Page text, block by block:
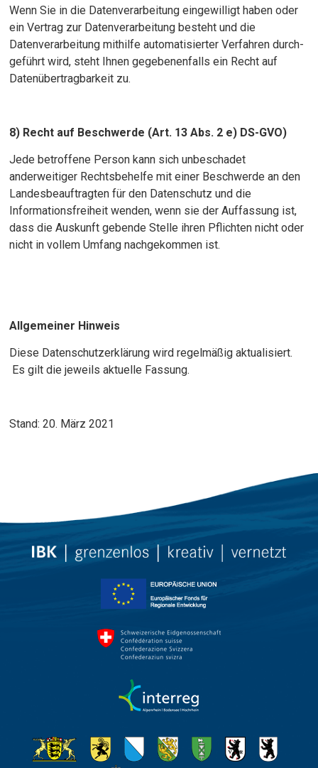
Wenn Sie in die Datenverarbeitung eingewilligt haben oder
ein Vertrag zur Datenverarbeitung besteht und die
Datenverarbeitung mithilfe automatisierter Verfahren durch-
geführt wird, steht Ihnen gegebenenfalls ein Recht auf
Datenübertragbarkeit zu.
8) Recht auf Beschwerde (Art. 13 Abs. 2 e) DS-GVO)
Jede betroffene Person kann sich unbeschadet
anderweitiger Rechtsbehelfe mit einer Beschwerde an den
Landesbeauftragten für den Datenschutz und die
Informationsfreiheit wenden, wenn sie der Auffassung ist,
dass die Auskunft gebende Stelle ihren Pflichten nicht oder
nicht in vollem Umfang nachgekommen ist.
Allgemeiner Hinweis
Diese Datenschutzerklärung wird regelmäßig aktualisiert.
Es gilt die jeweils aktuelle Fassung.
Stand: 20. März 2021